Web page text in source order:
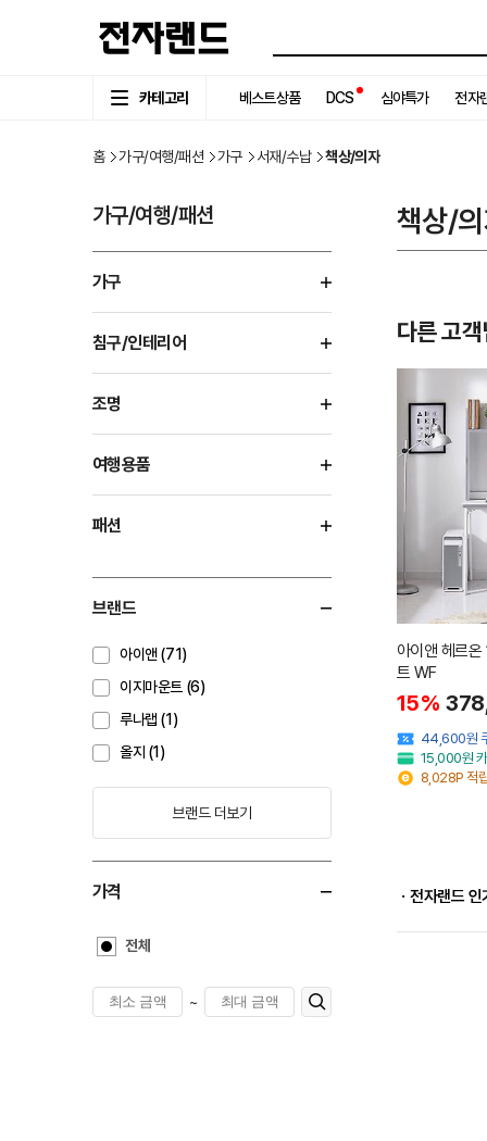
카테고리 베스트상품 DCS 심야특가 전자
홈 가구/여행/패션 가구 서재/수납 책상/의자
가구/여행/패션
가구
침구/인테리어
조명
여행용품
패션
브랜드
아이앤 (71)
이지마운트 (6)
루나랩 (1)
올지 (1)
브랜드 더보기
가격
전체
~
책상/
다른 고
아이앤 헤르
트 WF
15%
44,600원
15,000원
8,028P 적
ㆍ전자랜드 인